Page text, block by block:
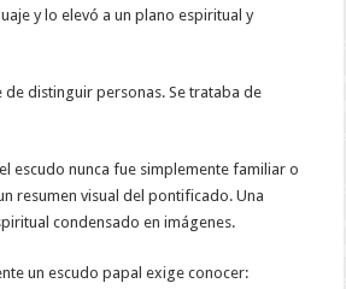
y lo elevó a un plano espiritual y
de distinguir personas. Se trataba de
escudo nunca fue simplemente familiar o
resumen visual del pontificado. Una
condensado en imágenes.
un escudo papal exige conocer: